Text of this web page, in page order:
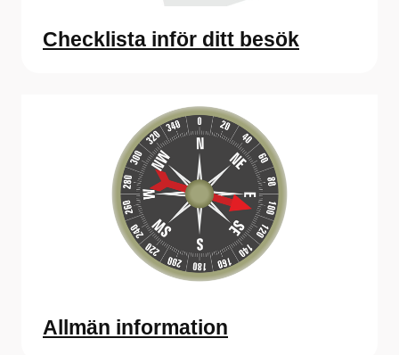
Checklista inför ditt besök
Allmän information